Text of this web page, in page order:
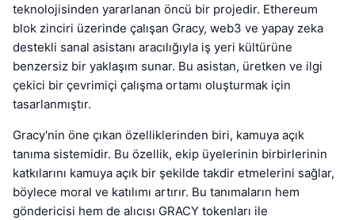
teknolojisinden yararlanan öncü bir projedir. Ethereum
blok zinciri üzerinde çalışan Gracy, web3 ve yapay zeka
destekli sanal asistanı aracılığıyla iş yeri kültürüne
benzersiz bir yaklaşım sunar. Bu asistan, üretken ve ilgi
çekici bir çevrimiçi çalışma ortamı oluşturmak için
tasarlanmıştır.
Gracy'nin öne çıkan özelliklerinden biri, kamuya açık
tanıma sistemidir. Bu özellik, ekip üyelerinin birbirlerinin
katkılarını kamuya açık bir şekilde takdir etmelerini sağlar,
böylece moral ve katılımı artırır. Bu tanımaların hem
göndericisi hem de alıcısı GRACY tokenları ile